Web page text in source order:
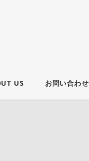
US お問い合わせ